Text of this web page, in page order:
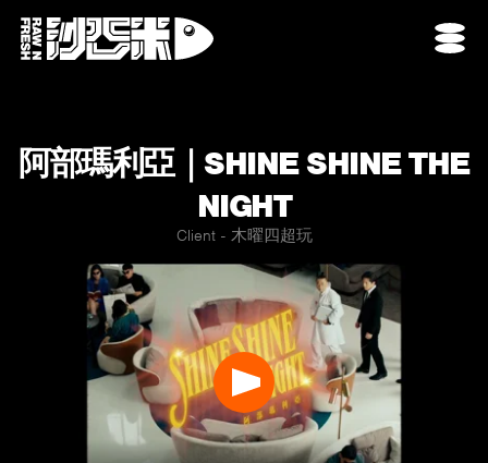
阿部瑪利亞｜SHINE SHINE THE
NIGHT
Client - 木曜四超玩
Play